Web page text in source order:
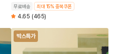
무료배송 최대 15% 중복쿠폰
4.65 (465)
박스특가